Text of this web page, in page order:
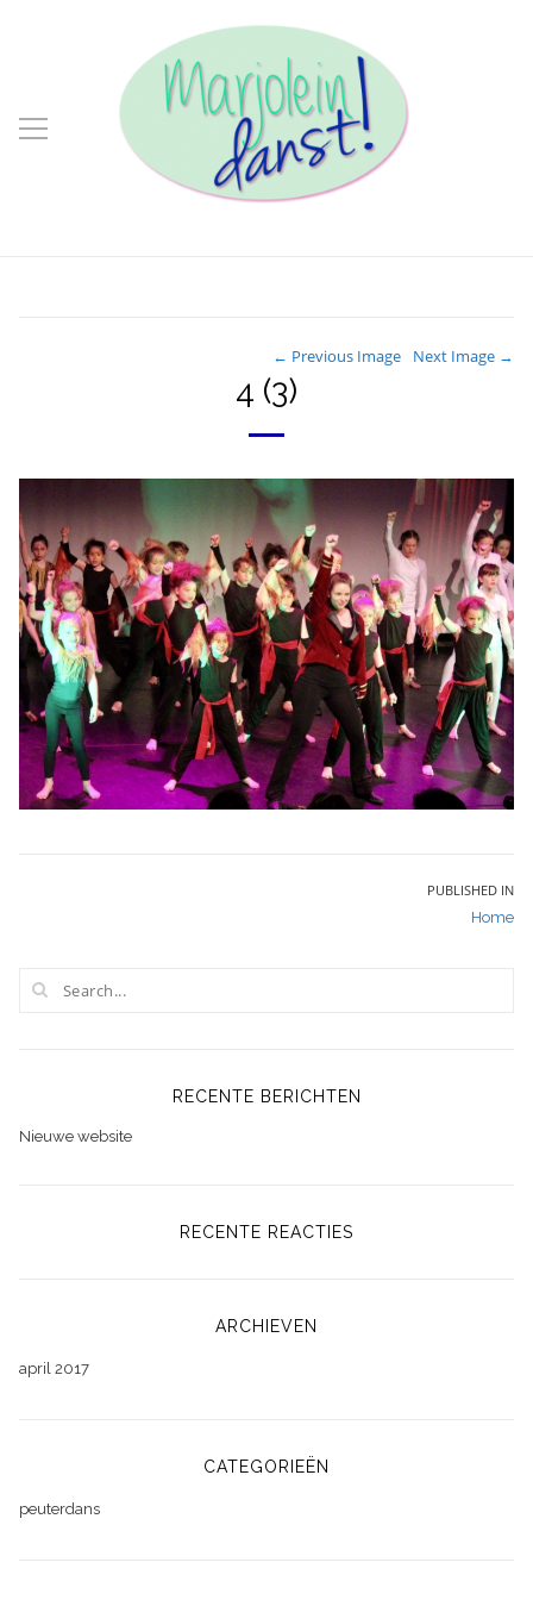
← Previous Image Next Image →
4 (3)
PUBLISHED IN
Home
RECENTE BERICHTEN
Nieuwe website
RECENTE REACTIES
ARCHIEVEN
april 2017
CATEGORIEËN
peuterdans